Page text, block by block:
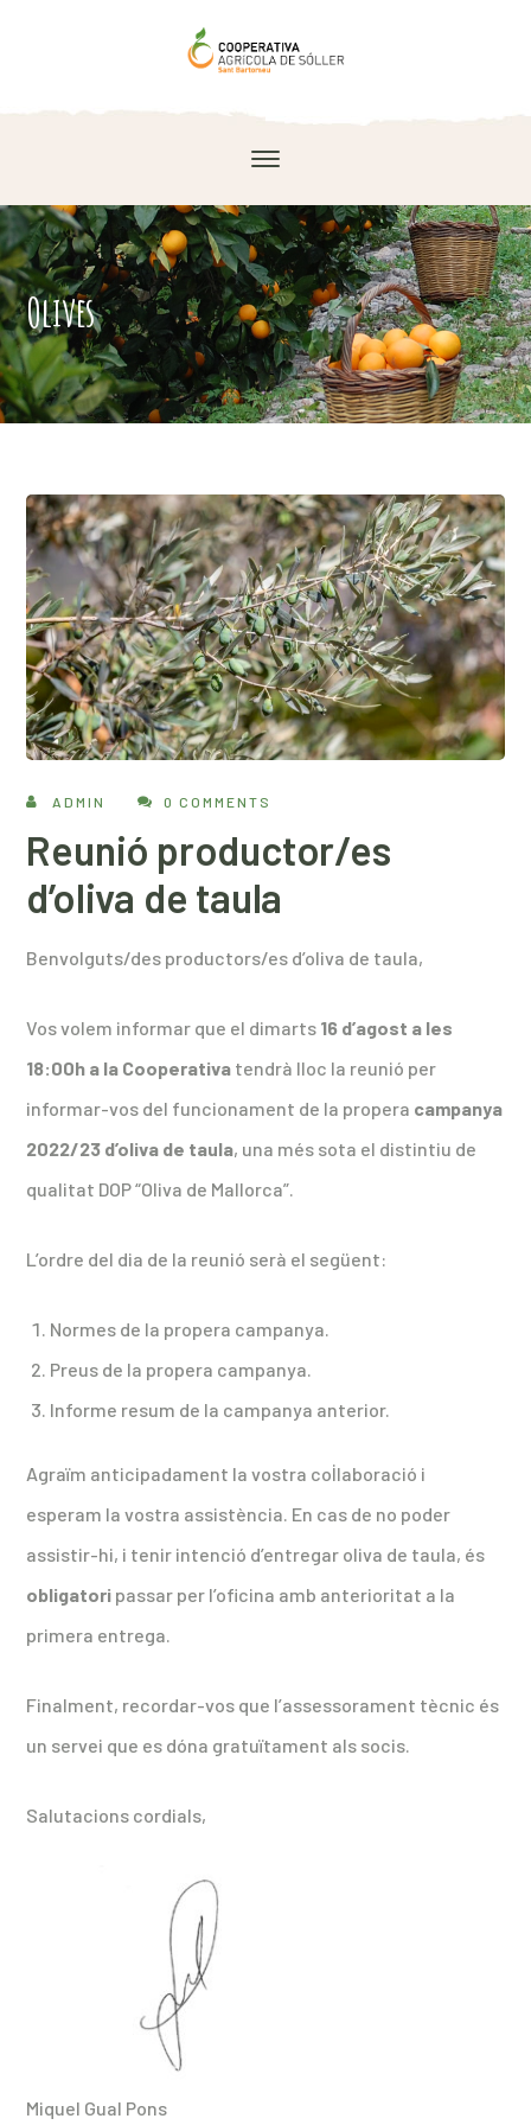
Olives
ADMIN 0 COMMENTS
Reunió productor/es
d’oliva de taula
Benvolguts/des productors/es d’oliva de taula,
Vos volem informar que el dimarts 16 d’agost a les
18:00h a la Cooperativa tendrà lloc la reunió per
informar-vos del funcionament de la propera campanya
2022/23 d’oliva de taula, una més sota el distintiu de
qualitat DOP “Oliva de Mallorca”.
L’ordre del dia de la reunió serà el següent:
Normes de la propera campanya.
Preus de la propera campanya.
Informe resum de la campanya anterior.
Agraïm anticipadament la vostra col·laboració i
esperam la vostra assistència. En cas de no poder
assistir-hi, i tenir intenció d’entregar oliva de taula, és
obligatori passar per l’oficina amb anterioritat a la
primera entrega.
Finalment, recordar-vos que l’assessorament tècnic és
un servei que es dóna gratuïtament als socis.
Salutacions cordials,
Miquel Gual Pons